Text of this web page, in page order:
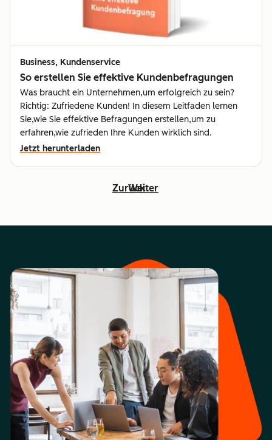
Business, Kundenservice
So erstellen Sie effektive Kundenbefragungen
Was braucht ein Unternehmen,um erfolgreich zu sein?
Richtig: Zufriedene Kunden! In diesem Leitfaden lernen
Sie,wie Sie effektive Befragungen erstellen,um zu
erfahren,wie zufrieden Ihre Kunden wirklich sind.
Jetzt herunterladen
Zurück
Weiter